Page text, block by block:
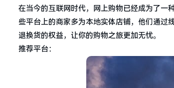
在当今的互联网时代，网上购物已经成为了一
些平台上的商家多为本地实体店铺，他们通过
退换货的权益，让你的购物之旅更加无忧。
推荐平台：